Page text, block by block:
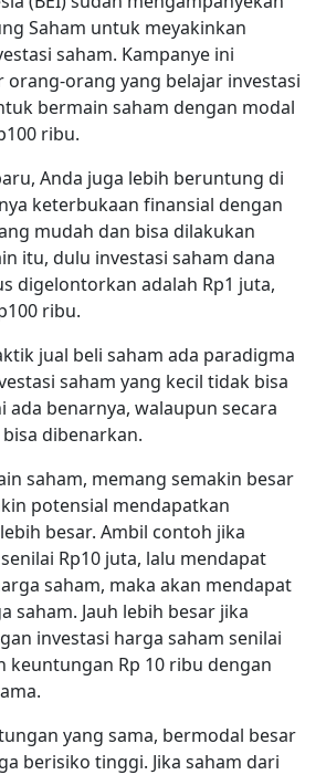
Saham untuk meyakinkan
saham. Kampanye ini
orang-orang yang belajar investasi
bermain saham dengan modal
ribu.
Anda juga lebih beruntung di
keterbukaan finansial dengan
mudah dan bisa dilakukan
itu, dulu investasi saham dana
digelontorkan adalah Rp1 juta,
ribu.
jual beli saham ada paradigma
saham yang kecil tidak bisa
ada benarnya, walaupun secara
dibenarkan.
saham, memang semakin besar
potensial mendapatkan
besar. Ambil contoh jika
Rp10 juta, lalu mendapat
saham, maka akan mendapat
saham. Jauh lebih besar jika
investasi harga saham senilai
keuntungan Rp 10 ribu dengan
yang sama, bermodal besar
berisiko tinggi. Jika saham dari